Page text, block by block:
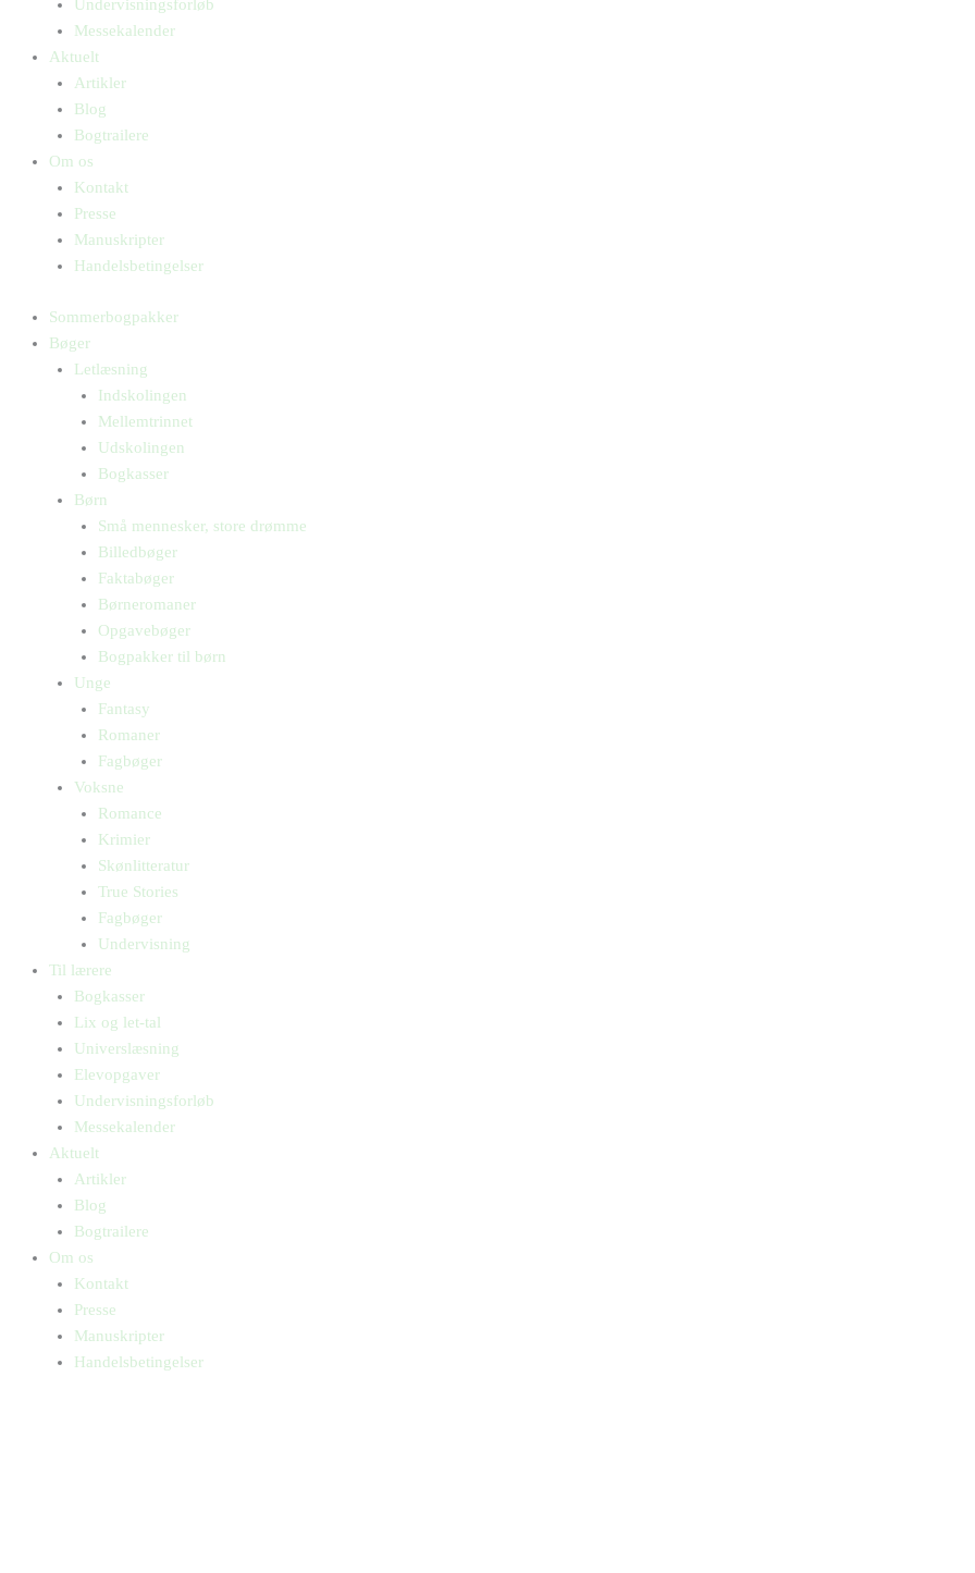
Undervisningsforløb
Messekalender
Aktuelt
Artikler
Blog
Bogtrailere
Om os
Kontakt
Presse
Manuskripter
Handelsbetingelser
Sommerbogpakker
Bøger
Letlæsning
Indskolingen
Mellemtrinnet
Udskolingen
Bogkasser
Børn
Små mennesker, store drømme
Billedbøger
Faktabøger
Børneromaner
Opgavebøger
Bogpakker til børn
Unge
Fantasy
Romaner
Fagbøger
Voksne
Romance
Krimier
Skønlitteratur
True Stories
Fagbøger
Undervisning
Til lærere
Bogkasser
Lix og let-tal
Universlæsning
Elevopgaver
Undervisningsforløb
Messekalender
Aktuelt
Artikler
Blog
Bogtrailere
Om os
Kontakt
Presse
Manuskripter
Handelsbetingelser